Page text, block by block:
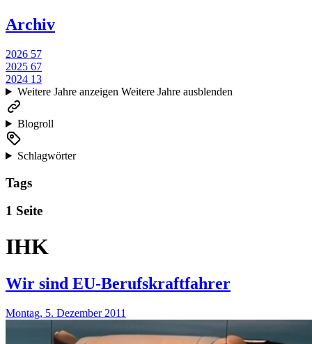
Archiv
2026 57
2025 67
2024 13
Weitere Jahre anzeigen Weitere Jahre ausblenden
Blogroll
Schlagwörter
Tags
1 Seite
IHK
Wir sind EU-Berufskraftfahrer
Montag, 5. Dezember 2011